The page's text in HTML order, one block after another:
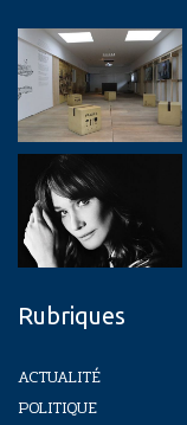
Rubriques
ACTUALITÉ
POLITIQUE